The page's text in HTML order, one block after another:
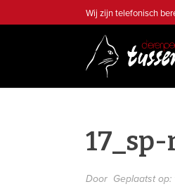
Wij zijn telefonisch
Door Geplaatst op: